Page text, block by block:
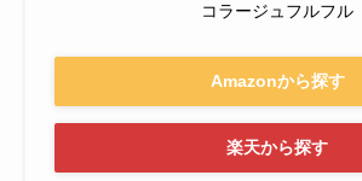
コラージュフルフル
Amazonから探す
楽天から探す